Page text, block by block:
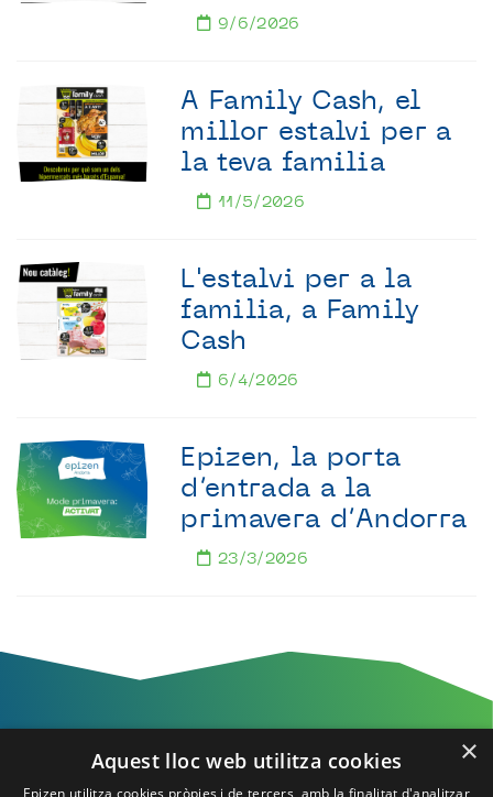
9/6/2026
A Family Cash, el
millor estalvi per a
la teva familia
11/5/2026
L'estalvi per a la
familia, a Family
Cash
6/4/2026
Epizen, la porta
d’entrada a la
primavera d’Andorra
23/3/2026
T'esperem a Epizen!
×
Aquest lloc web utilitza cookies
Epizen utilitza cookies pròpies i de tercers, amb la finalitat d'analitzar